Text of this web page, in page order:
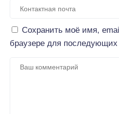
Сохранить моё имя,
браузере для